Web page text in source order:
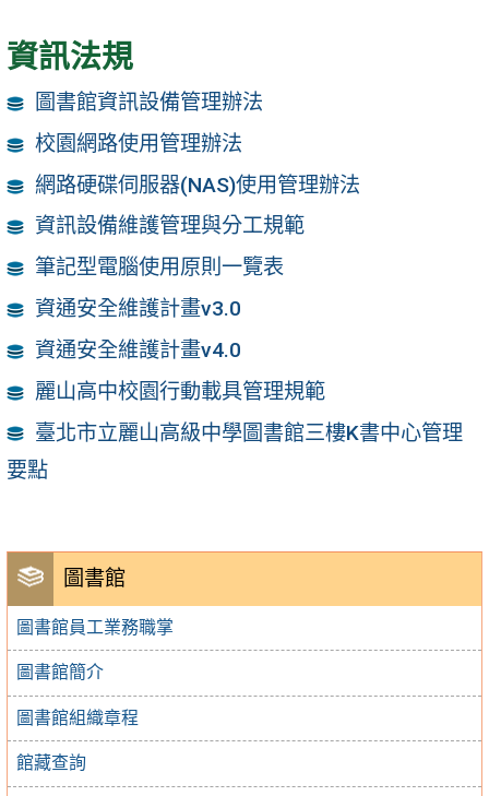
圖書館
圖書館員工業務職掌
圖書館簡介
圖書館組織章程
館藏查詢
資訊法規
圖書館資訊設備管理辦法
校園網路使用管理辦法
網路硬碟伺服器(NAS)使用管理辦法
資訊設備維護管理與分工規範
筆記型電腦使用原則一覽表
資通安全維護計畫v3.0
資通安全維護計畫v4.0
麗山高中校園行動載具管理規範
臺北市立麗山高級中學圖書館三樓K書中心管理
要點